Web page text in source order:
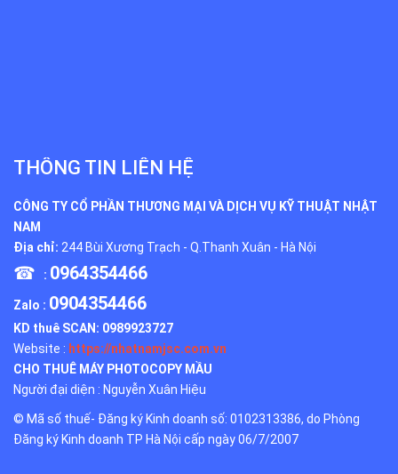
THÔNG TIN LIÊN HỆ
CÔNG TY CỔ PHẦN THƯƠNG MẠI VÀ DỊCH VỤ KỸ THUẬT NHẬT
NAM
Địa chỉ: 244 Bùi Xương Trạch - Q.Thanh Xuân - Hà Nội
☎ : 0964354466
Zalo : 0904354466
KD thuê SCAN: 0989923727
Website : https://nhatnamjsc.com.vn
CHO THUÊ MÁY PHOTOCOPY MẦU
Người đại diện : Nguyễn Xuân Hiệu
© Mã số thuế- Đăng ký Kinh doanh số: 0102313386, do Phòng
Đăng ký Kinh doanh TP Hà Nội cấp ngày 06/7/2007